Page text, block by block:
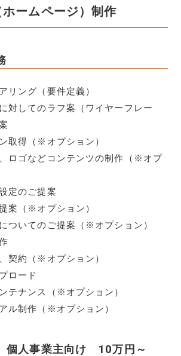
ームページ）制作
リング（要件定義）
対してのラフ案（ワイヤーフレー
取得（※オプション）
ロゴなどコンテンツの制作（※オプ
定のご提案
案（※オプション）
ついてのご提案（※オプション）
契約（※オプション）
ロード
テナンス（※オプション）
ル制作（※オプション）
個人事業主向け 10万円～